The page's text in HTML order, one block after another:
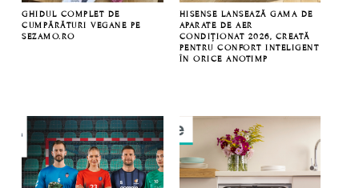
GHIDUL COMPLET DE
CUMPĂRĂTURI VEGANE PE
SEZAMO.RO
HISENSE LANSEAZĂ GAMA DE
APARATE DE AER
CONDIȚIONAT 2026, CREATĂ
PENTRU CONFORT INTELIGENT
ÎN ORICE ANOTIMP